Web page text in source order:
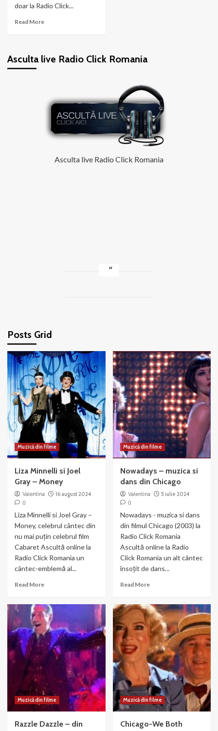
doar la Radio Click...
Read MoreRead
–
Asculta live Radio Click Romania
Asculta live Radio Click Romania
Posts Grid
Muzică din filme
Liza Minnelli si Joel
Gray – Money
Valentina
16 august 2024
0
Liza Minnelli si Joel Gray –
Money, celebrul cântec din
nu mai puțin celebrul film
Cabaret Ascultă online la
Radio Click Romania un
cântec-emblemă al...
Read MoreRead
Liza
Minnelli
si
Joel
Gray
–
Muzică din filme
Nowadays – muzica si
dans din Chicago
Valentina
5 iulie 2024
0
Nowadays - muzica si dans
din filmul Chicago (2003) la
Radio Click Romania
Ascultă online la Radio
Click Romania un alt cântec
însoțit de dans...
Read MoreRead
Nowadays
–
muzica
si
dans
din
Chicago
Muzică din filme
Razzle Dazzle – din
Muzică din filme
Chicago-We Both